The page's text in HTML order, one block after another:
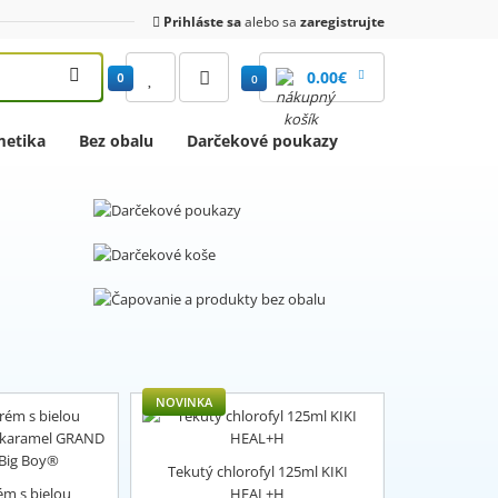
Prihláste saalebo sa zaregistrujte
0 0 0.00€
Bez obalu Darčekové poukazy
s bielou
NOVINKA
Tekutý chlorofyl 125ml KIKI
HEAL+H